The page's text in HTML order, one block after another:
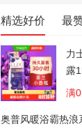
精选好价 最
力
露
满
奥普风暖浴霸热浪